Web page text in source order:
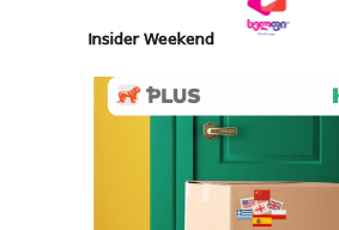
Insider Weekend